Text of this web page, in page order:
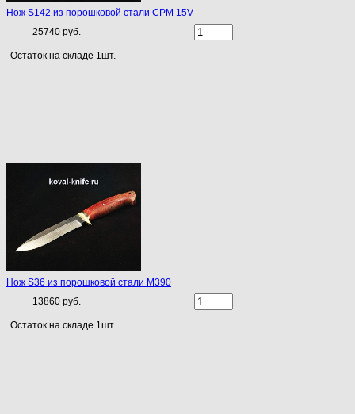
Нож S142 из порошковой стали CPM 15V
25740 руб.
Остаток на складе 1шт.
Нож S36 из порошковой стали M390
13860 руб.
Остаток на складе 1шт.